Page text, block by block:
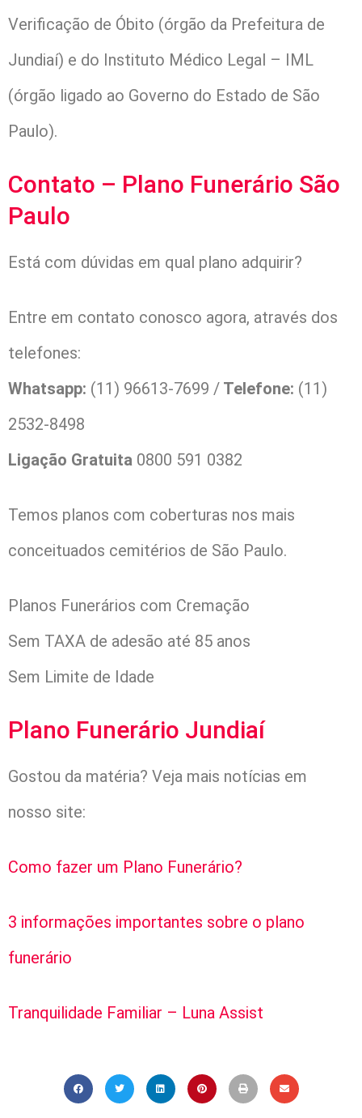
Verificação de Óbito (órgão da Prefeitura de
Jundiaí) e do Instituto Médico Legal – IML
(órgão ligado ao Governo do Estado de São
Paulo).
Contato – Plano Funerário São
Paulo
Está com dúvidas em qual plano adquirir?
Entre em contato conosco agora, através dos
telefones:
Whatsapp: (11) 96613-7699 / Telefone: (11)
2532-8498
Ligação Gratuita 0800 591 0382
Temos planos com coberturas nos mais
conceituados cemitérios de São Paulo.
Planos Funerários com Cremação
Sem TAXA de adesão até 85 anos
Sem Limite de Idade
Plano Funerário Jundiaí
Gostou da matéria? Veja mais notícias em
nosso site:
Como fazer um Plano Funerário?
3 informações importantes sobre o plano
funerário
Tranquilidade Familiar – Luna Assist